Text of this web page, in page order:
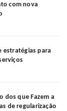
com nova
estratégias para
dos que Fazem a
de regularização